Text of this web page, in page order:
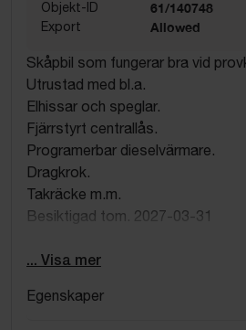
Objekt-ID 61/140748
Export Allowed
Skåpbil som fungerar bra vid
Utrustad med bl.a.
Elhissar och speglar.
Fjärrstyrt centrallås.
Programerbar dieselvärmare.
Dragkrok.
Takräcke m.m.
Besiktigad tom. 2027-03-31
Kända fel/brister: spricka i
framvagn vid guppig väg, kod till
... Visa mer
Egenskaper